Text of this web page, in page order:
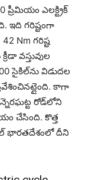
ప్రీమియం ఎలక్ట్రిక్
ఇది గరిష్టంగా
Nm గరిష్ట
వస్తువుల
సైకిల్‌ను విడుదల
కాగా
రోడ్‌లోని
చేసింది. కొత్త
భారతదేశంలో దీని